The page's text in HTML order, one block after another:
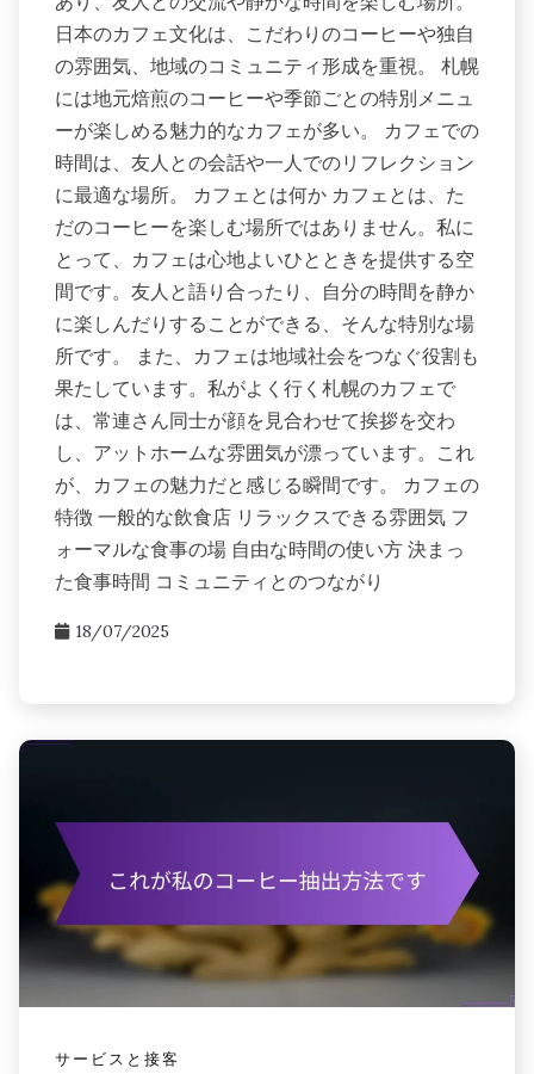
日本のカフェ文化は、こだわりのコーヒーや独自
の雰囲気、地域のコミュニティ形成を重視。 札幌
には地元焙煎のコーヒーや季節ごとの特別メニュ
ーが楽しめる魅力的なカフェが多い。 カフェでの
時間は、友人との会話や一人でのリフレクション
に最適な場所。 カフェとは何か カフェとは、た
だのコーヒーを楽しむ場所ではありません。私に
とって、カフェは心地よいひとときを提供する空
間です。友人と語り合ったり、自分の時間を静か
に楽しんだりすることができる、そんな特別な場
所です。 また、カフェは地域社会をつなぐ役割も
果たしています。私がよく行く札幌のカフェで
は、常連さん同士が顔を見合わせて挨拶を交わ
し、アットホームな雰囲気が漂っています。これ
が、カフェの魅力だと感じる瞬間です。 カフェの
特徴 一般的な飲食店 リラックスできる雰囲気 フ
ォーマルな食事の場 自由な時間の使い方 決まっ
た食事時間 コミュニティとのつながり
18/07/2025
サービスと接客